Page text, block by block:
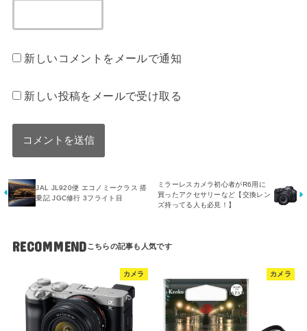
新しいコメントをメールで通知
新しい投稿をメールで受け取る
JAL JL920便 エコノミークラス 搭
乗記 JGC修行 3フライト目
ミラーレスカメラ初心者がR6用に
買ったアクセサリーなど【交換レン
ズ持ってる人も必見！】
RECOMMEND
カメラ カメラ